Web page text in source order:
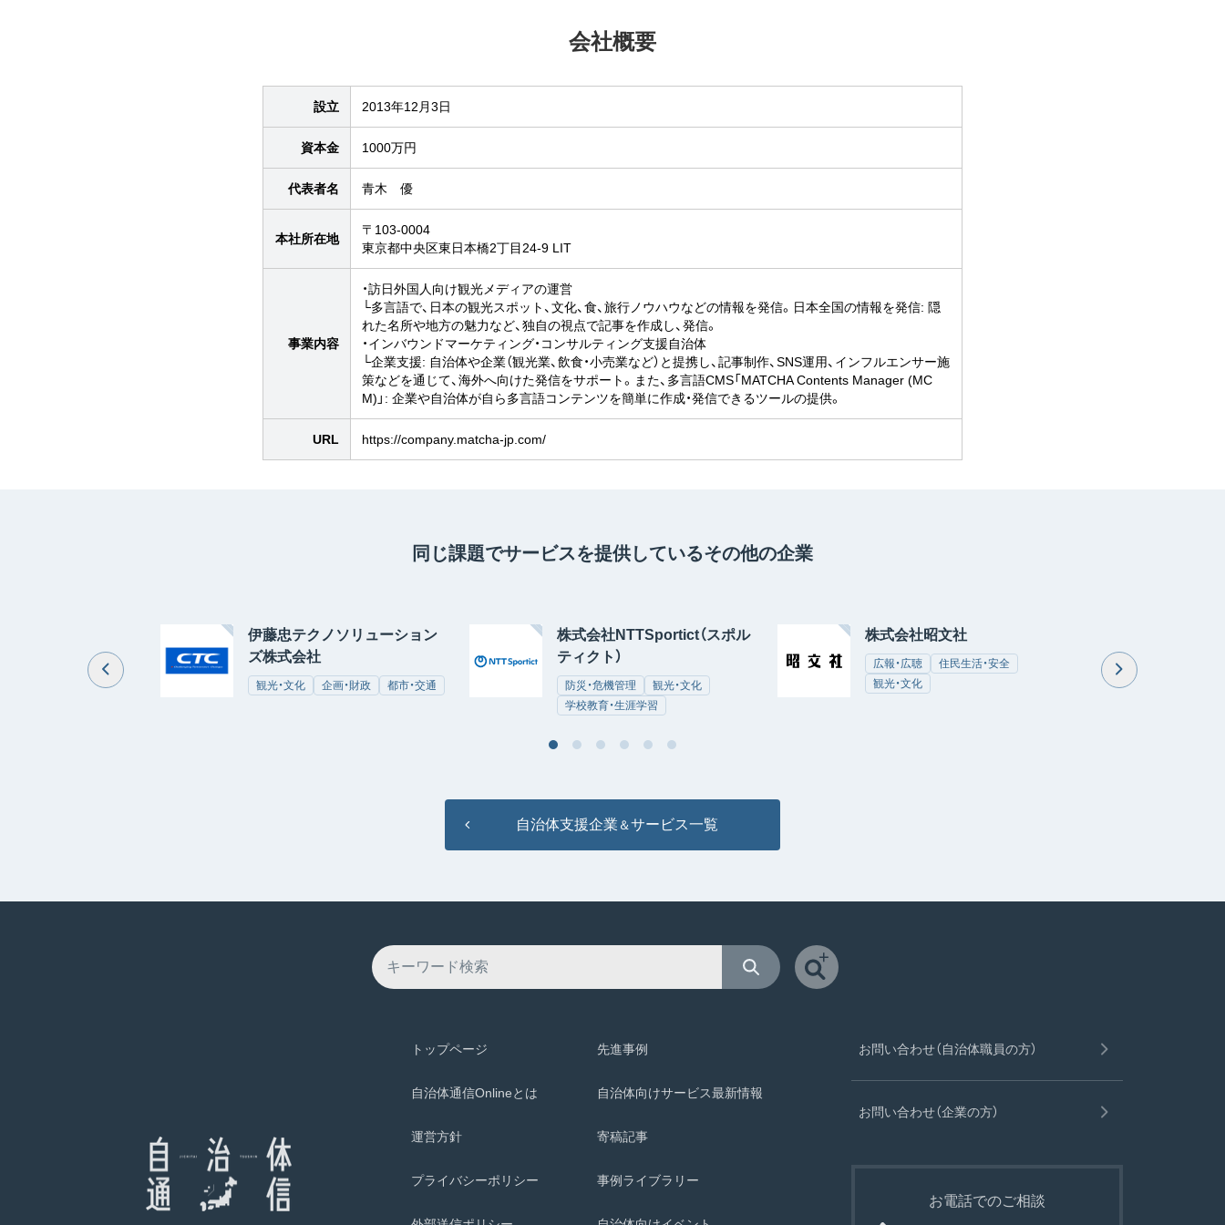
会社概要
設立 2013年12月3日
資本金 1000万円
代表者名 青木 優
本社所在地
〒103-0004
東京都中央区東日本橋2丁目24-9 LIT
事業内容
・訪日外国人向け観光メディアの運営
└多言語で、日本の観光スポット、文化、食、旅行ノウハウなどの情報を発信。日本全国の情報を発信: 隠
れた名所や地方の魅力など、独自の視点で記事を作成し、発信。
・インバウンドマーケティング・コンサルティング支援自治体
└企業支援: 自治体や企業（観光業、飲食・小売業など）と提携し、記事制作、SNS運用、インフルエンサー施
策などを通じて、海外へ向けた発信をサポート。また、多言語CMS「MATCHA Contents Manager (MC
M)」: 企業や自治体が自ら多言語コンテンツを簡単に作成・発信できるツールの提供。
URL https://company.matcha-jp.com/
同じ課題でサービスを提供しているその他の企業
伊藤忠テクノソリューション
ズ株式会社
観光・文化 企画・財政 都市・交通
株式会社NTTSportict（スポル
ティクト）
防災・危機管理
観光・文化
学校教育・生涯学習
株式会社昭文社
広報・広聴
住民生活・安全
観光・文化
自治体支援企業 ＆サービス一覧
トップページ
自治体通信Onlineとは
運営方針
プライバシーポリシー
先進事例
自治体向けサービス最新情報
寄稿記事
事例ライブラリー
お問い合わせ（自治体職員の方）
お問い合わせ（企業の方）
お電話でのご相談